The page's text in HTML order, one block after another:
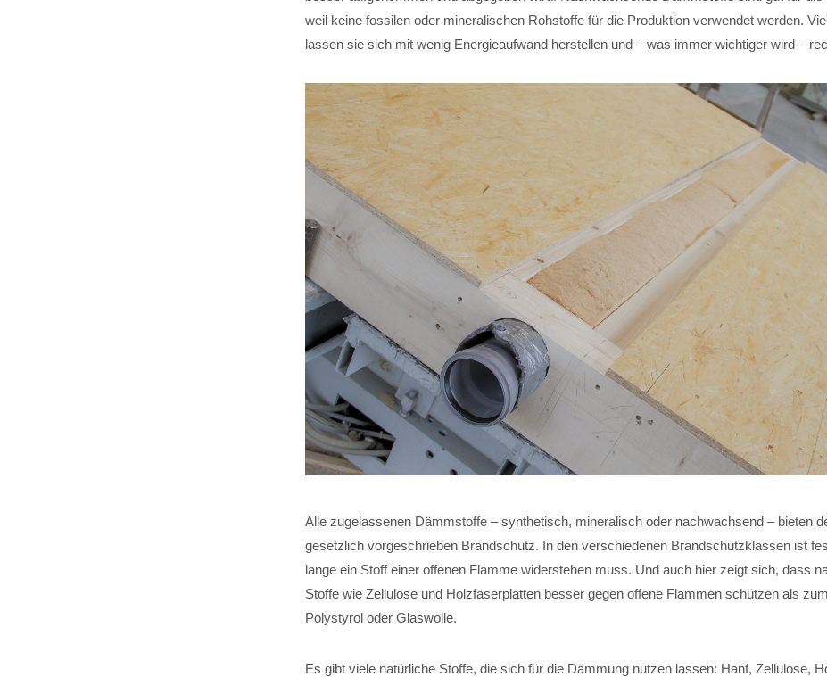
weil keine fossilen oder mineralischen Rohstoffe für die Produktion verwendet werden.
lassen sie sich mit wenig Energieaufwand herstellen und – was immer wichtiger wird –
Alle zugelassenen Dämmstoffe – synthetisch, mineralisch oder nachwachsend – bieten
gesetzlich vorgeschrieben Brandschutz. In den verschiedenen Brandschutzklassen ist
lange ein Stoff einer offenen Flamme widerstehen muss. Und auch hier zeigt sich, dass
Stoffe wie Zellulose und Holzfaserplatten besser gegen offene Flammen schützen als
Polystyrol oder Glaswolle.
Es gibt viele natürliche Stoffe, die sich für die Dämmung nutzen lassen: Hanf, Zellulose,